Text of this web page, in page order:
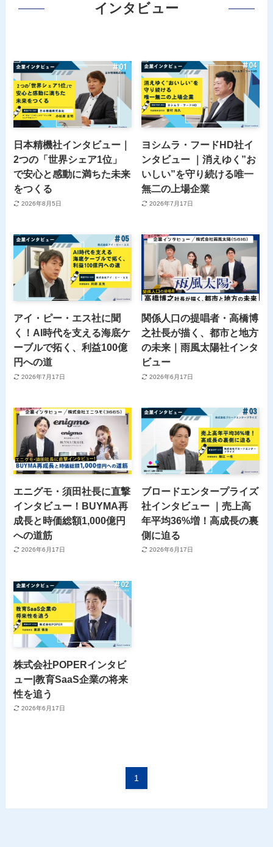
インタビュー
日本精機社インタビュー｜
2つの「世界シェア1位」
で安心と感動に満ちた未来
をつくる
2026年8月5日
ヨシムラ・フードHD社イ
ンタビュー ｜消えゆく”お
いしい”を守り続ける唯一
無二の上場企業
2026年7月17日
アイ・ピー・エス社に聞
く！AI時代を支える海底ケ
ーブルで拓く、利益100億
円への道
2026年7月17日
関係人口の提唱者・高橋博
之社長が描く、都市と地方
の未来｜雨風太陽社インタ
ビュー
2026年6月17日
エニグモ・須田社長に直撃
インタビュー！BUYMA再
成長と時価総額1,000億円
への道筋
2026年6月17日
ブロードエンタープライズ
社インタビュー ｜売上高
年平均36%増！高成長の裏
側に迫る
2026年6月17日
株式会社POPERインタビ
ュー|教育SaaS企業の将来
性を追う
2026年6月17日
1